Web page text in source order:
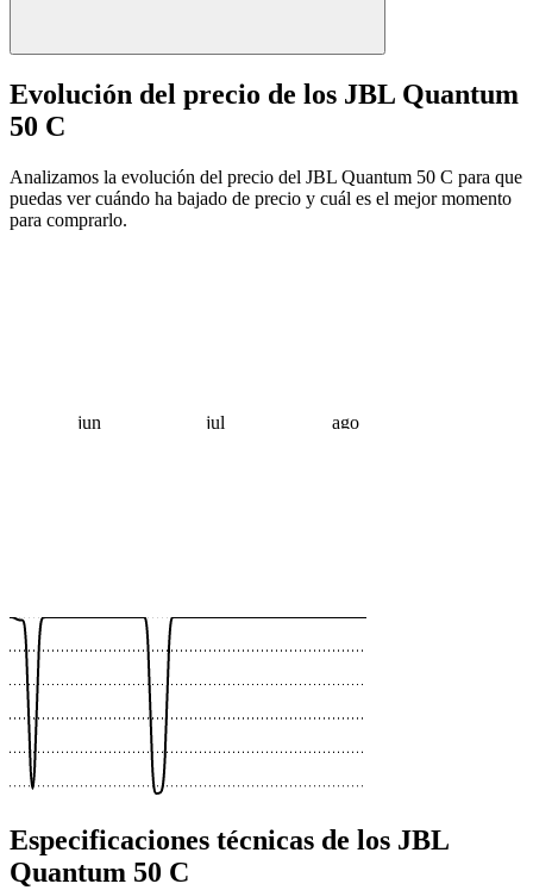
Evolución del precio de los JBL Quantum
50 C
Analizamos la evolución del precio del JBL Quantum 50 C para que
puedas ver cuándo ha bajado de precio y cuál es el mejor momento
para comprarlo.
jun jul ago
Especificaciones técnicas de los JBL
Quantum 50 C